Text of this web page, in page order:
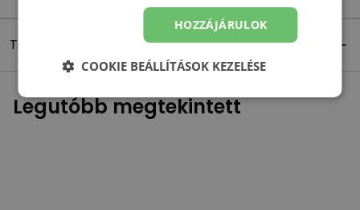
Termék részletei
Legutóbb megtekintett
HOZZÁJÁRULOK
COOKIE BEÁLLÍTÁSOK KEZELÉSE